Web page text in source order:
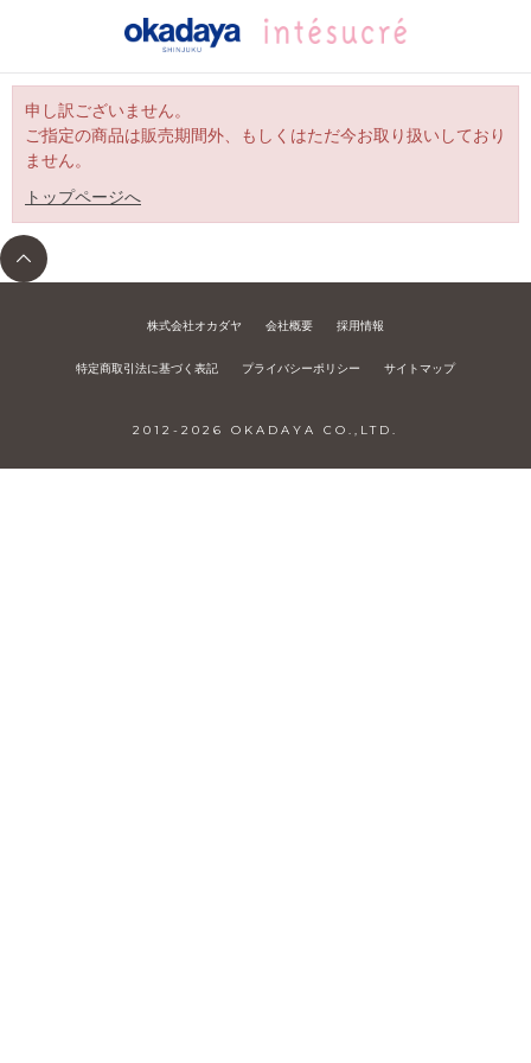
申し訳ございません。
ご指定の商品は販売期間外、もしくはただ今お取り扱いしており
ません。
トップページへ
株式会社オカダヤ 会社概要 採用情報
特定商取引法に基づく表記 プライバシーポリシー サイトマップ
2012- 2026 OKADAYA CO.,LTD.